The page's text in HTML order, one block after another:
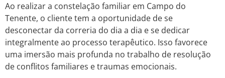
Ao realizar a constelação familiar em Campo do
Tenente, o cliente tem a oportunidade de se
desconectar da correria do dia a dia e se dedicar
integralmente ao processo terapêutico. Isso favorece
uma imersão mais profunda no trabalho de resolução
de conflitos familiares e traumas emocionais.